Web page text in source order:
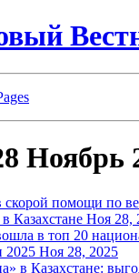
Ноябрь
скорой помощи по
Казахстане Ноя 28,
в топ 20
2025 Ноя 28, 2025
в Казахстане: